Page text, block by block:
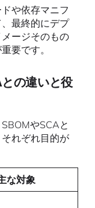
や依存マニフ
最終的にデプ
ージそのもの
要です。
の違いと役
やSCAと
れぞれ目的が
な対象